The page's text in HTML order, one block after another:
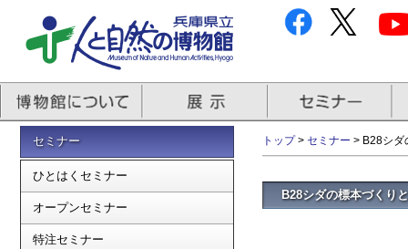
セミナー
ひとはくセミナー
オープンセミナー
特注セミナー
トップ> セミナー > B28シダ
B28シダの標本づくり